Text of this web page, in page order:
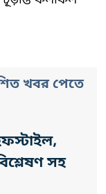
খবর পেতে
সহ